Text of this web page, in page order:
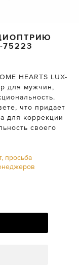
75223
HEARTS LUX-
для мужчин,
что придает
для коррекции
своего
просьба